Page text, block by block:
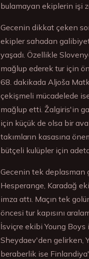
bulamayan ekiplerin işi
Gecenin dikkat çeken
ekipler sahadan
yaşadı. Özellikle
mağlup ederek tur için
68. dakikada Aljoša
çekişmeli mücadelede
mağlup etti. Žalgiris'in
için küçük de olsa bir
takımların kasasına
bütçeli kulüpler için
Gecenin tek deplasman
Hesperange, Karadağ
imza attı. Maçın tek
öncesi tur kapısını
İsviçre ekibi Young Boys
Sheydaev'den gelirken,
beraberlik ise